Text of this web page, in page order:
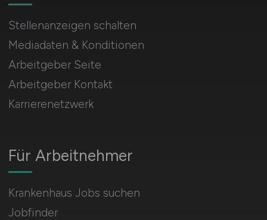
Für Arbeitnehmer
Krankenhaus Jobs suchen
Jobfinder
Stellenanzeigen schalten
Mediadaten & Konditionen
Arbeitgeber Seite
Arbeitgeber Kontakt
Karrierenetzwerk